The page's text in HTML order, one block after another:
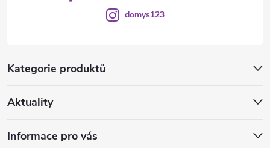
Kategorie produktů
Aktuality
Informace pro vás
domys123